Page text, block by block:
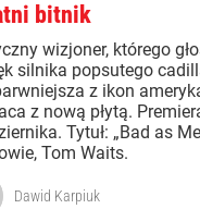
bitnik
wizjoner, którego
silnika popsutego
z ikon
z nową płytą.
Tytuł: „Bad as
Tom Waits.
Dawid Karpiuk